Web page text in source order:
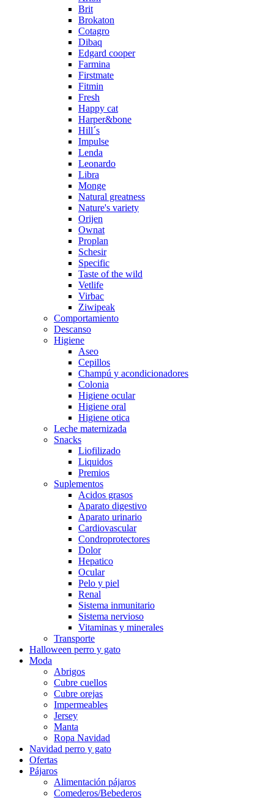
Brit
Brokaton
Cotagro
Dibaq
Edgard cooper
Farmina
Firstmate
Fitmin
Fresh
Happy cat
Harper&bone
Hill´s
Impulse
Lenda
Leonardo
Libra
Monge
Natural greatness
Nature's variety
Orijen
Ownat
Proplan
Schesir
Specific
Taste of the wild
Vetlife
Virbac
Ziwipeak
Comportamiento
Descanso
Higiene
Aseo
Cepillos
Champú y acondicionadores
Colonia
Higiene ocular
Higiene oral
Higiene otica
Leche maternizada
Snacks
Liofilizado
Liquidos
Premios
Suplementos
Acidos grasos
Aparato digestivo
Aparato urinario
Cardiovascular
Condroprotectores
Dolor
Hepatico
Ocular
Pelo y piel
Renal
Sistema inmunitario
Sistema nervioso
Vitaminas y minerales
Transporte
Halloween perro y gato
Moda
Abrigos
Cubre cuellos
Cubre orejas
Impermeables
Jersey
Manta
Ropa Navidad
Navidad perro y gato
Ofertas
Pájaros
Alimentación pájaros
Comederos/Bebederos